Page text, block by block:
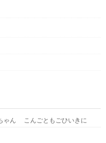
ゃん こんごともごひいきに